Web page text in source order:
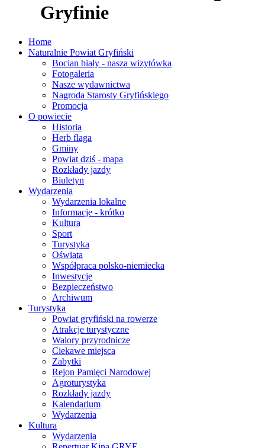
Home
Naturalnie Powiat Gryfiński
Bocian biały - nasza wizytówka
Fotogaleria
Nasze wydawnictwa
Nagroda Starosty Gryfińskiego
Promocja
O powiecie
Historia
Herb flaga
Gminy
Powiat dziś - mapa
Rozkłady jazdy
Biuletyn
Wydarzenia
Wydarzenia lokalne
Informacje - krótko
Kultura
Sport
Turystyka
Oświata
Współpraca polsko-niemiecka
Inwestycje
Bezpieczeństwo
Archiwum
Turystyka
Powiat gryfiński na rowerze
Atrakcje turystyczne
Walory przyrodnicze
Ciekawe miejsca
Zabytki
Rejon Pamięci Narodowej
Agroturystyka
Rozkłady jazdy
Kalendarium
Wydarzenia
Kultura
Wydarzenia